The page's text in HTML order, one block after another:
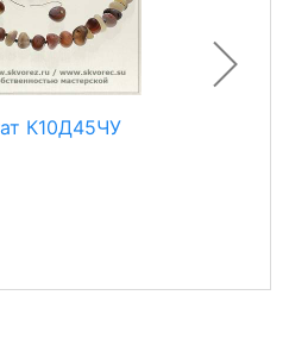
К10Д45ЧУ